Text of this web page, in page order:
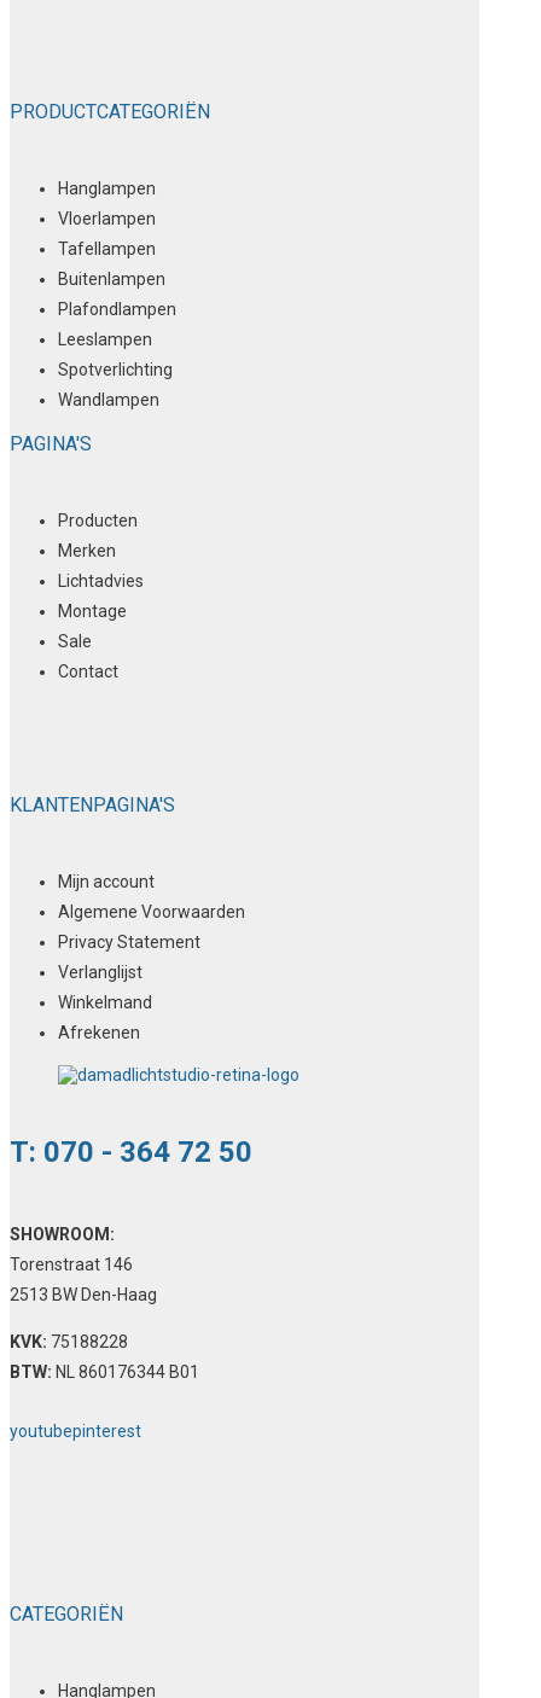
PRODUCTCATEGORIËN
Hanglampen
Vloerlampen
Tafellampen
Buitenlampen
Plafondlampen
Leeslampen
Spotverlichting
Wandlampen
PAGINA'S
Producten
Merken
Lichtadvies
Montage
Sale
Contact
KLANTENPAGINA'S
Mijn account
Algemene Voorwaarden
Privacy Statement
Verlanglijst
Winkelmand
Afrekenen
T: 070 - 364 72 50
SHOWROOM:
Torenstraat 146
2513 BW Den-Haag
KVK: 75188228
BTW: NL 860176344 B01
youtubepinterest
CATEGORIËN
Hanglampen